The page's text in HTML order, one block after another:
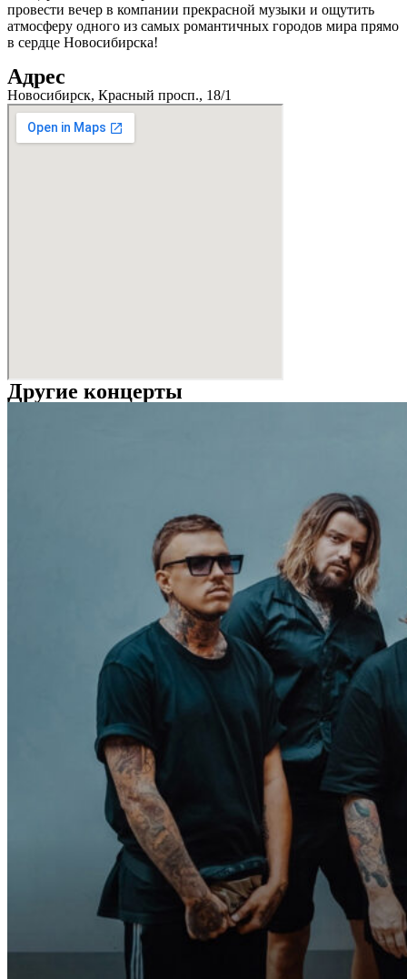
провести вечер в компании прекрасной музыки и ощутить
атмосферу одного из самых романтичных городов мира прямо
в сердце Новосибирска!
Адрес
Новосибирск, Красный просп., 18/1
Другие концерты